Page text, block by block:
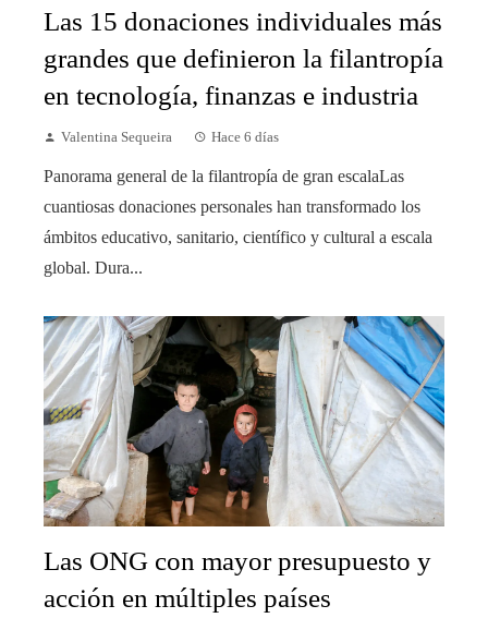
Las 15 donaciones individuales más
grandes que definieron la filantropía
en tecnología, finanzas e industria
Valentina Sequeira Hace 6 días
Panorama general de la filantropía de gran escalaLas
cuantiosas donaciones personales han transformado los
ámbitos educativo, sanitario, científico y cultural a escala
global. Dura...
Las ONG con mayor presupuesto y
acción en múltiples países